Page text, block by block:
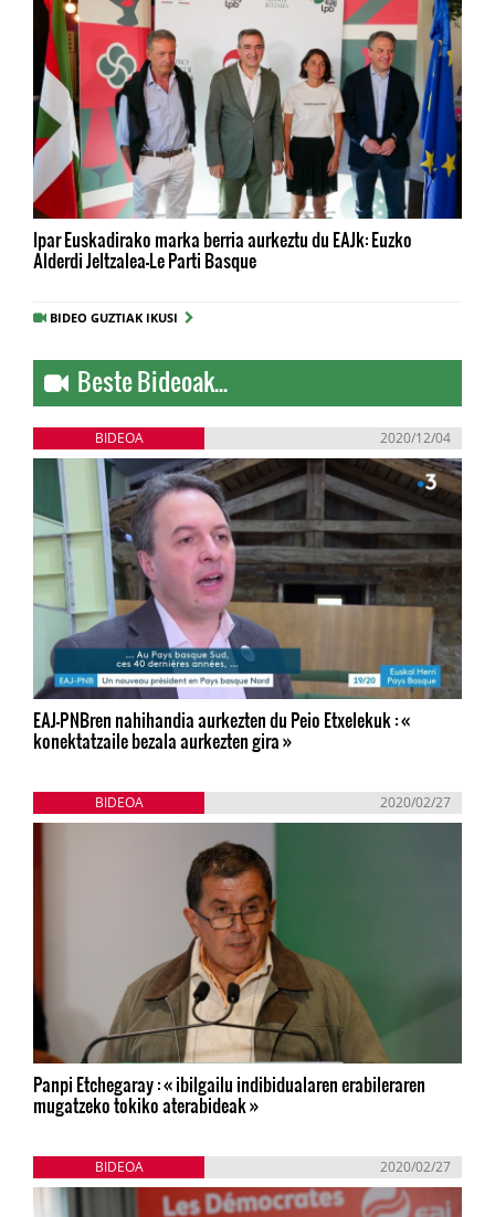
Ipar Euskadirako marka berria aurkeztu du EAJk: Euzko
Alderdi Jeltzalea-Le Parti Basque
BIDEO GUZTIAK IKUSI
Beste Bideoak...
BIDEOA 2020/12/04
EAJ-PNBren nahihandia aurkezten du Peio Etxelekuk : «
konektatzaile bezala aurkezten gira »
BIDEOA 2020/02/27
Panpi Etchegaray : « ibilgailu indibidualaren erabileraren
mugatzeko tokiko aterabideak »
BIDEOA 2020/02/27